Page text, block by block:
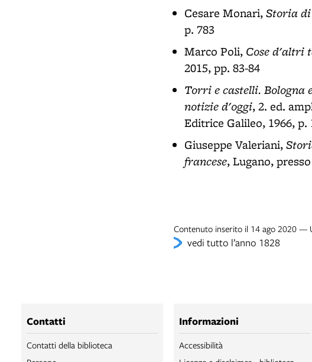
Cesare Monari,Storia
p. 783
Marco Poli, Cose d'altri
2015, pp. 83-84
Torri e castelli. Bologna
notizie d'oggi, 2. ed.
Editrice Galileo, 1966, p.
Giuseppe Valeriani,
francese, Lugano,
Contenuto inserito il 14 ago 2020 —
vedi tutto l’anno 1828
Contatti
Contatti della biblioteca
Informazioni
Accessibilità